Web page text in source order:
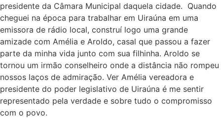
presidente da Câmara Municipal daquela cidade. Quando
cheguei na época para trabalhar em Uiraúna em uma
emissora de rádio local, construí logo uma grande
amizade com Amélia e Aroldo, casal que passou a fazer
parte da minha vida junto com sua filhinha. Aroldo se
tornou um irmão conselheiro onde a distância não rompeu
nossos laços de admiração. Ver Amélia vereadora e
presidente do poder legislativo de Uiraúna é me sentir
representado pela verdade e sobre tudo o compromisso
com o povo.